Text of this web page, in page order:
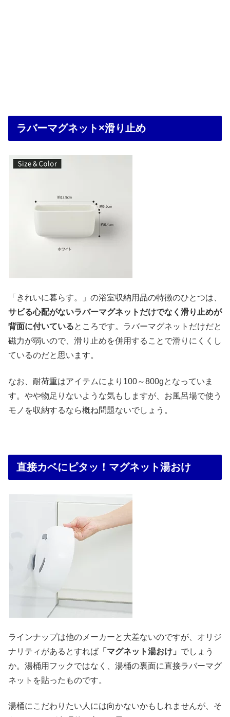
ラバーマグネット×滑り止め
「きれいに暮らす。」の浴室収納用品の特徴のひとつは、
サビる心配がないラバーマグネットだけでなく滑り止めが
背面に付いているところです。ラバーマグネットだけだと
磁力が弱いので、滑り止めを併用することで滑りにくくし
ているのだと思います。
なお、耐荷重はアイテムにより100～800gとなっていま
す。やや物足りないような気もしますが、お風呂場で使う
モノを収納するなら概ね問題ないでしょう。
直接カベにピタッ！マグネット湯おけ
ラインナップは他のメーカーと大差ないのですが、オリジ
ナリティがあるとすれば 「マグネット湯おけ」 でしょう
か。湯桶用フックではなく、湯桶の裏面に直接ラバーマグ
ネットを貼ったものです。
湯桶にこだわりたい人には向かないかもしれませんが、そ